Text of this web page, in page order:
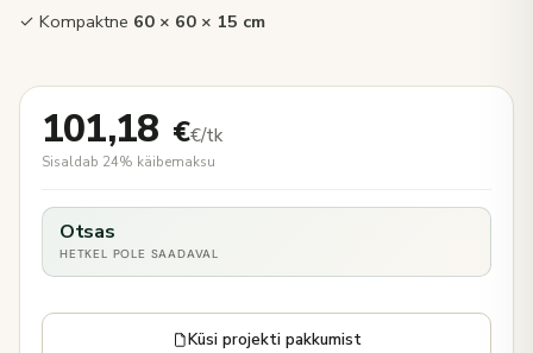
✓ Kompaktne 60 × 60 × 15 cm
101,18 €€/tk
Sisaldab 24% käibemaksu
Otsas
HETKEL POLE SAADAVAL
Küsi projekti pakkumist